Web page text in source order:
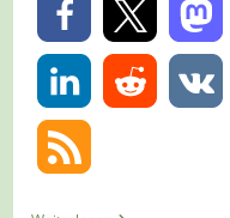
0